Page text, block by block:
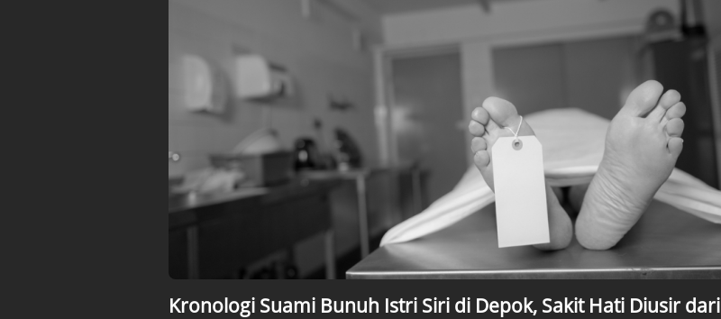
Kronologi Suami Bunuh Istri Siri di Depok, Sakit Hati Diusir dari